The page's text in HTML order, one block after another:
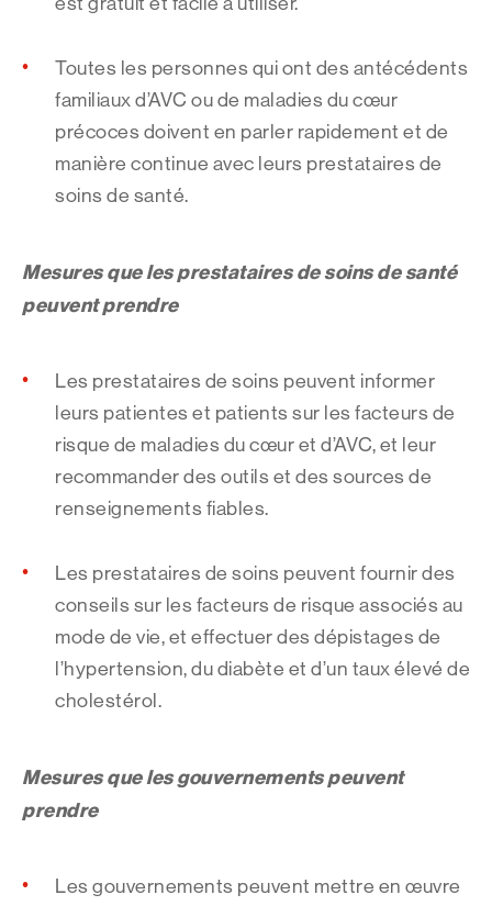
Toutes les personnes qui ont des antécédents
familiaux d’AVC ou de maladies du cœur
précoces doivent en parler rapidement et de
manière continue avec leurs prestataires de
soins de santé.
Mesures que les prestataires de soins de santé
peuvent prendre
Les prestataires de soins peuvent informer
leurs patientes et patients sur les facteurs de
risque de maladies du cœur et d’AVC, et leur
recommander des outils et des sources de
renseignements fiables.
Les prestataires de soins peuvent fournir des
conseils sur les facteurs de risque associés au
mode de vie, et effectuer des dépistages de
l’hypertension, du diabète et d’un taux élevé de
cholestérol.
Mesures que les gouvernements peuvent
prendre
Les gouvernements peuvent mettre en œuvre